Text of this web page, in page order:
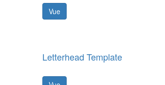
Vue
Letterhead Template